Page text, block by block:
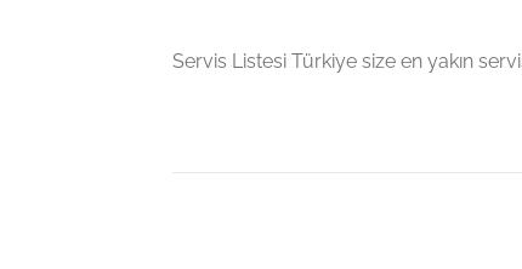
Servis Listesi Türkiye size en yakın